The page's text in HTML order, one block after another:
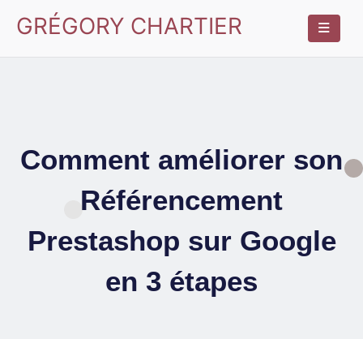
GRÉGORY CHARTIER
Comment améliorer son
Référencement
Prestashop sur Google
en 3 étapes